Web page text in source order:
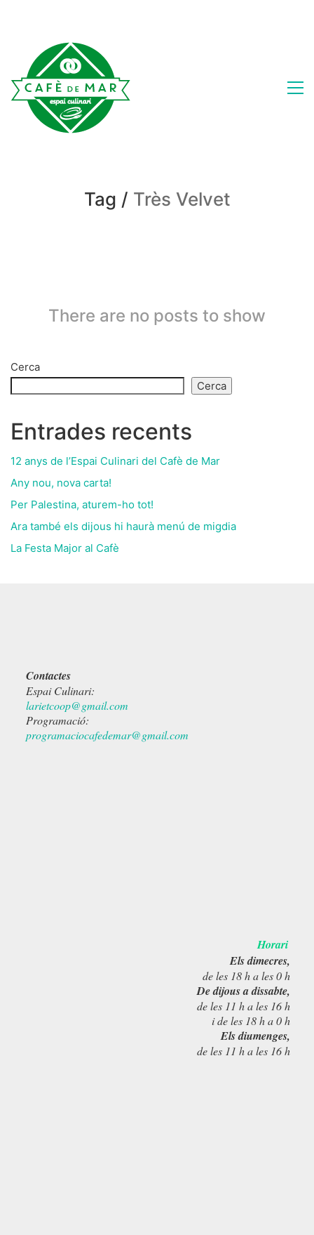
Tag / Très Velvet
There are no posts to show
Cerca
Cerca
Entrades recents
12 anys de l’Espai Culinari del Cafè de Mar
Any nou, nova carta!
Per Palestina, aturem-ho tot!
Ara també els dijous hi haurà menú de migdia
La Festa Major al Cafè
Contactes
Espai Culinari:
larietcoop@gmail.com
Programació:
programaciocafedemar@gmail.com
Horari
Els dimecres,
de les 18 h a les 0 h
De dijous a dissabte,
de les 11 h a les 16 h
i de les 18 h a 0 h
Els diumenges,
de les 11 h a les 16 h